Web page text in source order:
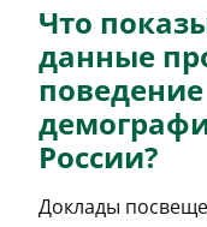
Что
данные
России?
Доклады